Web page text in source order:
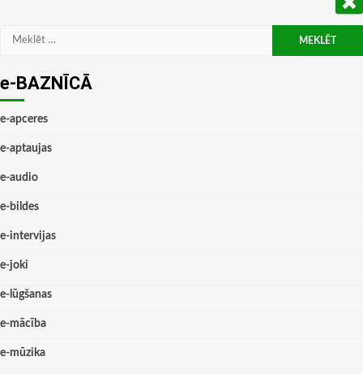
Meklēt:
e-BAZNĪCĀ
e-apceres
e-aptaujas
e-audio
e-bildes
e-intervijas
e-joki
e-lūgšanas
e-mācība
e-mūzika